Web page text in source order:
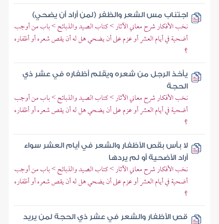
اجتناب مس الشعر والظفر (لمن أراد أن يضحي)
نخب الأفكار شرح معاني الآثار > كتاب الصيد والذبائح > باب من أوجب
أضحية في أيام العشر أو عزم على أن يضحي هل له أن يقص شعره أو أظفاره
؟
يأخذ الرجل من شعره ويقلم أظفاره في عشر ذي
الحجة
نخب الأفكار شرح معاني الآثار > كتاب الصيد والذبائح > باب من أوجب
أضحية في أيام العشر أو عزم على أن يضحي هل له أن يقص شعره أو أظفاره
؟
لا بأس بقص الأظفار والشعر في أيام العشر سواء
أراد الأضحية أو لم يردها
نخب الأفكار شرح معاني الآثار > كتاب الصيد والذبائح > باب من أوجب
أضحية في أيام العشر أو عزم على أن يضحي هل له أن يقص شعره أو أظفاره
؟
قص الأظفار والشعر في عشر ذي الحجة لمن يريد